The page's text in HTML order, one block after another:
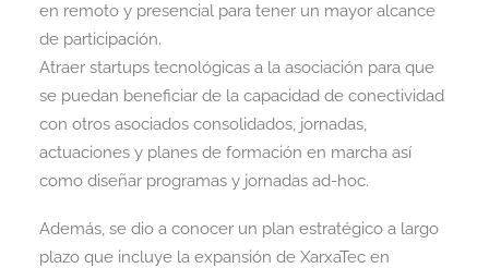
en remoto y presencial para tener un mayor alcance
de participación.
Atraer startups tecnológicas a la asociación para que
se puedan beneficiar de la capacidad de conectividad
con otros asociados consolidados, jornadas,
actuaciones y planes de formación en marcha así
como diseñar programas y jornadas ad-hoc.
Además, se dio a conocer un plan estratégico a largo
plazo que incluye la expansión de XarxaTec en